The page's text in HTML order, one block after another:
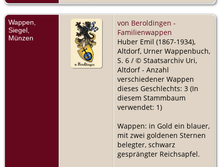
Wappen,
Siegel,
Münzen
von Beroldingen -
Familienwappen
Huber Emil (1867-1934),
Altdorf, Urner Wappenbuch,
S. 6 / © Staatsarchiv Uri,
Altdorf - Anzahl
verschiedener Wappen
dieses Geschlechts: 3 (In
diesem Stammbaum
verwendet: 1)
Wappen: in Gold ein blauer,
mit zwei goldenen Sternen
belegter, schwarz
gesprängter Reichsapfel.